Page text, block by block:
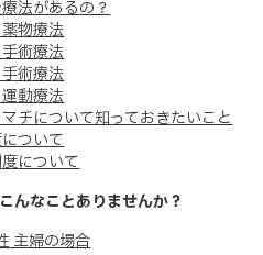
法があるの？
物療法
術療法
術療法
動療法
チについて知っておきたいこと
ついて
について
んなことありませんか？
主婦の場合